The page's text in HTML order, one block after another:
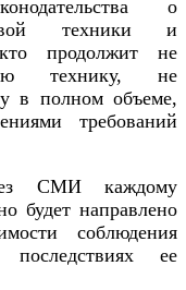
о
техники и
продолжит не
технику, не
в полном объеме,
требований
СМИ каждому
будет направлено
соблюдения
ее